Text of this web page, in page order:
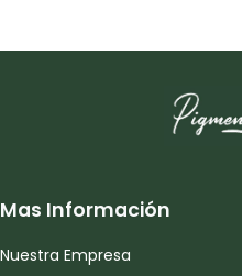
Mas Información
Nuestra Empresa